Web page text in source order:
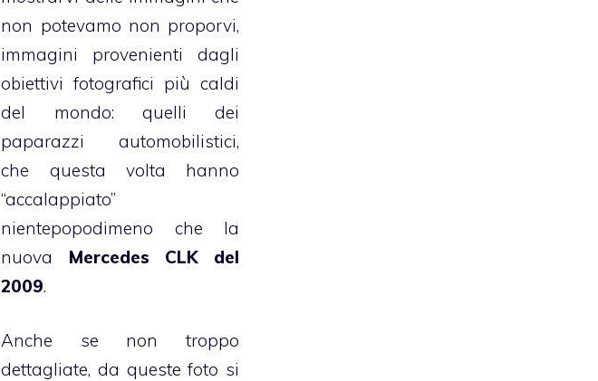
non potevamo non proporvi,
immagini provenienti dagli
obiettivi fotografici più caldi
del mondo: quelli dei
paparazzi automobilistici,
che questa volta hanno
“accalappiato”
nientepopodimeno che la
nuova Mercedes CLK del
2009.
Anche se non troppo
dettagliate, da queste foto si